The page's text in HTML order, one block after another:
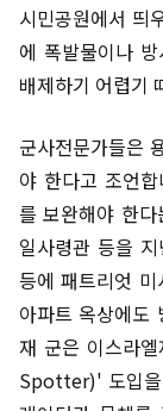
시민공원에서 띄
에 폭발물이나
배제하기 어렵기
군사전문가들은
야 한다고 조언
를 보완해야 한
일사령관 등을
등에 패트리엇
아파트 옥상에도
재 군은 이스라
Spotter)' 도입을